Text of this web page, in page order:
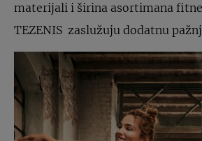
materijali i širina asortimana
TEZENIS zaslužuju dodatnu